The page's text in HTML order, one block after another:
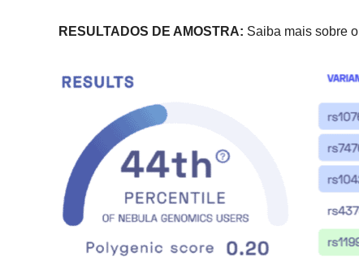
RESULTADOS DE AMOSTRA: Saiba mais sobre o